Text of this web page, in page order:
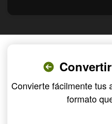
Convierte fácilmente tus
formato